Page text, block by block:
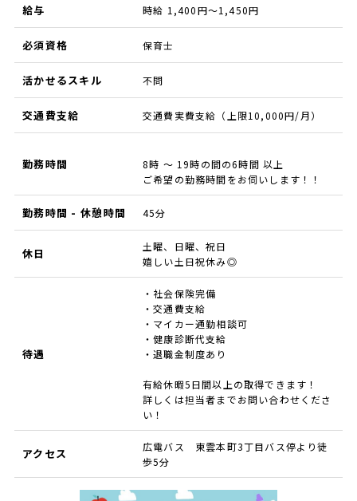
給与 時給 1,400円～1,450円
必須資格 保育士
活かせるスキル 不問
交通費支給 交通費実費支給（上限10,000円/月）
勤務時間
8時 ～ 19時の間の6時間 以上
ご希望の勤務時間をお伺いします！！
勤務時間 - 休憩時間 45分
休日
土曜、日曜、祝日
嬉しい土日祝休み◎
待遇
・社会保険完備
・交通費支給
・マイカー通勤相談可
・健康診断代支給
・退職金制度あり
有給休暇5日間以上の取得できます！
詳しくは担当者までお問い合わせくださ
い！
アクセス
広電バス 東雲本町3丁目バス停より徒
歩5分